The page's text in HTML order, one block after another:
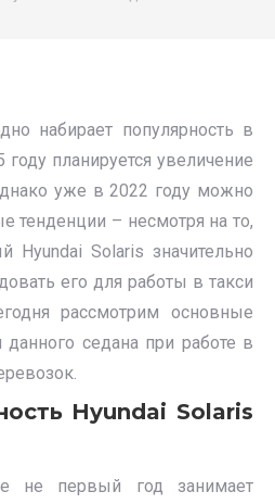
набирает популярность в
планируется увеличение
уже в 2022 году можно
тенденции – несмотря на то,
Hyundai Solaris значительно
его для работы в такси
рассмотрим основные
данного седана при работе в
Hyundai Solaris
не первый год занимает